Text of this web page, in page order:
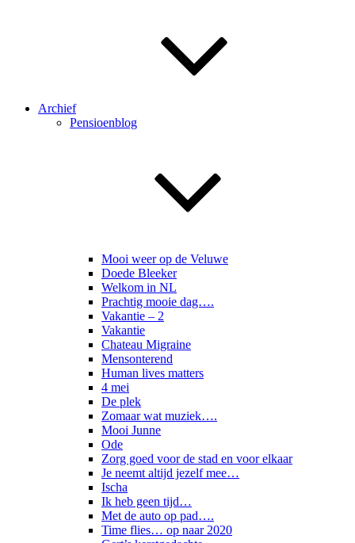
Archief
Pensioenblog
Mooi weer op de Veluwe
Doede Bleeker
Welkom in NL
Prachtig mooie dag….
Vakantie – 2
Vakantie
Chateau Migraine
Mensonterend
Human lives matters
4 mei
De plek
Zomaar wat muziek….
Mooi Junne
Ode
Zorg goed voor de stad en voor elkaar
Je neemt altijd jezelf mee…
Ischa
Ik heb geen tijd…
Met de auto op pad….
Time flies… op naar 2020